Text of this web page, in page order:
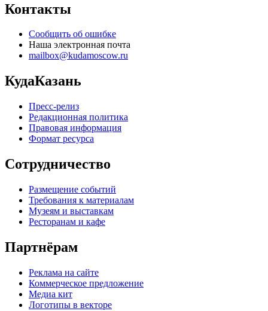
Контакты
Сообщить об ошибке
Наша электронная почта
mailbox@kudamoscow.ru
КудаКазань
Пресс-релиз
Редакционная политика
Правовая информация
Формат ресурса
Сотрудничество
Размещение событий
Требования к материалам
Музеям и выставкам
Ресторанам и кафе
Партнёрам
Реклама на сайте
Коммерческое предложение
Медиа кит
Логотипы в векторе